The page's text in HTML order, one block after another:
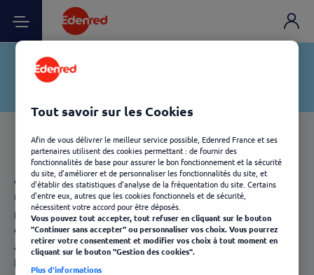
Améliorez le quotidien de vos citoyens. Garantissez une
meilleure attribution desaideset maîtrise des dépenses
publiques. Faites bénéficier à vos citoyens d’une aide non
discriminante répondant à des besoins variés :
alimentation, hygiène, énergie, habillement,
hébergement...
Tout savoir sur les Cookies
Afin de vous délivrer le meilleur service possible, Edenred France et ses
partenaires utilisent des cookies permettant : de fournir des
fonctionnalités de base pour assurer le bon fonctionnement et la sécurité
du site, d'améliorer et de personnaliser les fonctionnalités du site, et
d'établir des statistiques d'analyse de la fréquentation du site. Certains
d'entre eux, autres que les cookies fonctionnels et de sécurité,
nécessitent votre accord pour être déposés.
Vous pouvez tout accepter, tout refuser en cliquant sur le bouton
"Continuer sans accepter" ou personnaliser vos choix. Vous pourrez
retirer votre consentement et modifier vos choix à tout moment en
cliquant sur le bouton "Gestion des cookies".
Plus d'informations